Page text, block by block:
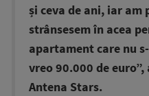
și ceva de ani, iar am
strânsesem în acea
apartament care nu
vreo 90.000 de
Antena Stars.